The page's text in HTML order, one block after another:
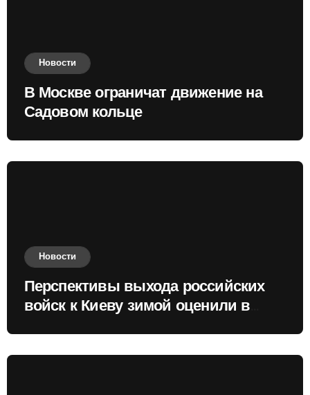
Новости
В Москве ограничат движение на
Садовом кольце
Новости
Перспективы выхода российских
войск к Киеву зимой оценили в